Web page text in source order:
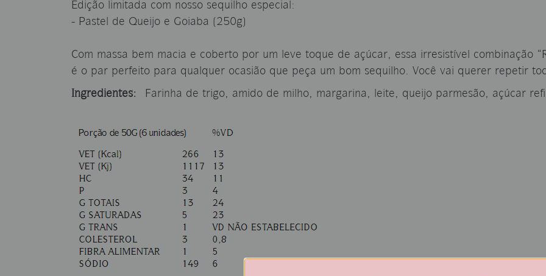
Edição limitada com nosso sequilho especial:
- Pastel de Queijo e Goiaba (250g)
Com massa bem macia e coberto por um leve toque de açúcar, essa irresistível combinação
é o par perfeito para qualquer ocasião que peça um bom sequilho. Você vai querer repetir
Ingredientes: Farinha de trigo, amido de milho, margarina, leite, queijo parmesão, açúcar